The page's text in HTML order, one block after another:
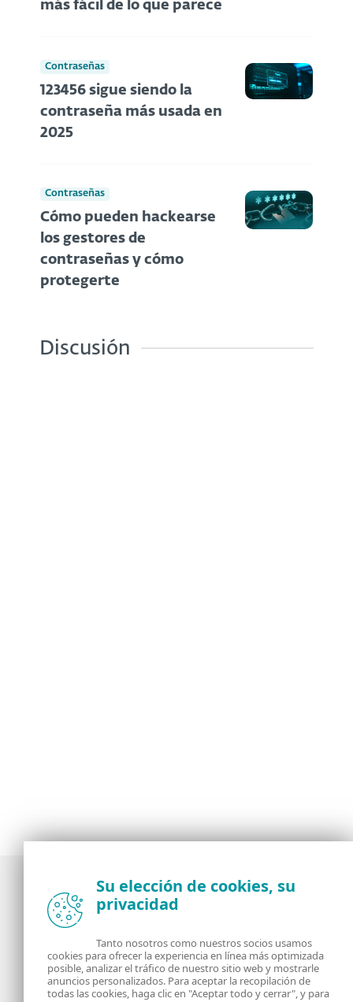
más fácil de lo que parece
Contraseñas
123456 sigue siendo la
contraseña más usada en
2025
Contraseñas
Cómo pueden hackearse
los gestores de
contraseñas y cómo
protegerte
Discusión
Noticias, opiniones y análisis de la comunidad de
seguridad de ESET
Acerca de RSS Feed
Su elección de cookies, su
privacidad
Tanto nosotros como nuestros socios usamos
cookies para ofrecer la experiencia en línea más optimizada
posible, analizar el tráfico de nuestro sitio web y mostrarle
anuncios personalizados. Para aceptar la recopilación de
todas las cookies, haga clic en "Aceptar todo y cerrar", y para